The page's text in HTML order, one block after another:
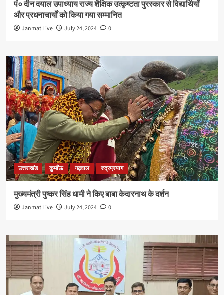
पं० दीन दयाल उपाध्याय राज्य शैक्षिक उत्कृष्टता पुरस्कार से विद्यार्थियों
और प्रधनाचार्यों को किया गया सम्मानित
Janmat Live July 24, 2024 0
उत्तराखंड कुमाँऊ गढ़वाल रुद्रप्रयाग
मुख्यमंत्री पुष्कर सिंह धामी ने किए बाबा केदारनाथ के दर्शन
Janmat Live July 24, 2024 0